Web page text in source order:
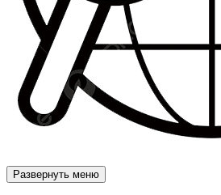
Развернуть меню